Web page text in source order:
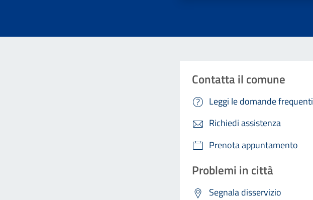
Contatta il comune
Leggi le domande frequenti
Richiedi assistenza
Prenota appuntamento
Problemi in città
Segnala disservizio